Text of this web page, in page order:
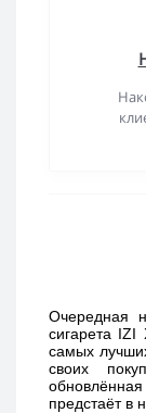
Очередная
сигарета IZI
самых
своих
предстаёт в